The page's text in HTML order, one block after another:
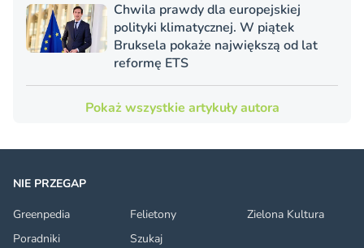
Chwila prawdy dla europejskiej
polityki klimatycznej. W piątek
Bruksela pokaże największą od lat
reformę ETS
Pokaż wszystkie artykuły autora
NIE PRZEGAP
Greenpedia
Felietony
Zielona Kultura
Poradniki
Szukaj